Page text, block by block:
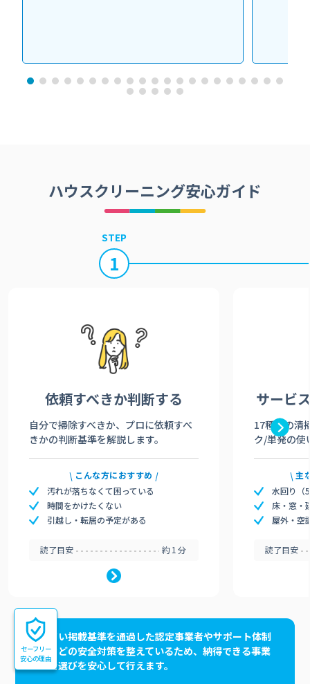
ハウスクリーニング安心ガイド
STEP
1
依頼すべきか判断する
自分で掃除すべきか、プロに依頼すべ
きかの判断基準を解説します。
こんな方におすすめ
汚れが落ちなくて困っている
時間をかけたくない
引越し・転居の予定がある
読了目安 約1分
サービ
17種類の清
ク/単発の使
主
水回り（
床・窓・
屋外・空
読了目安
高い掲載基準を通過した認定事業者やサポート体制
などの安全対策を整えているため、納得できる事業
者選びを安心して行えます。
セーフリー
安心の理由